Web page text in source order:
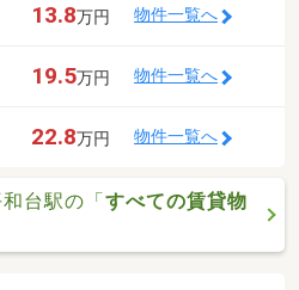
13.8万円 物件一覧へ
19.5万円 物件一覧へ
22.8万円 物件一覧へ
台駅の「すべての賃貸物